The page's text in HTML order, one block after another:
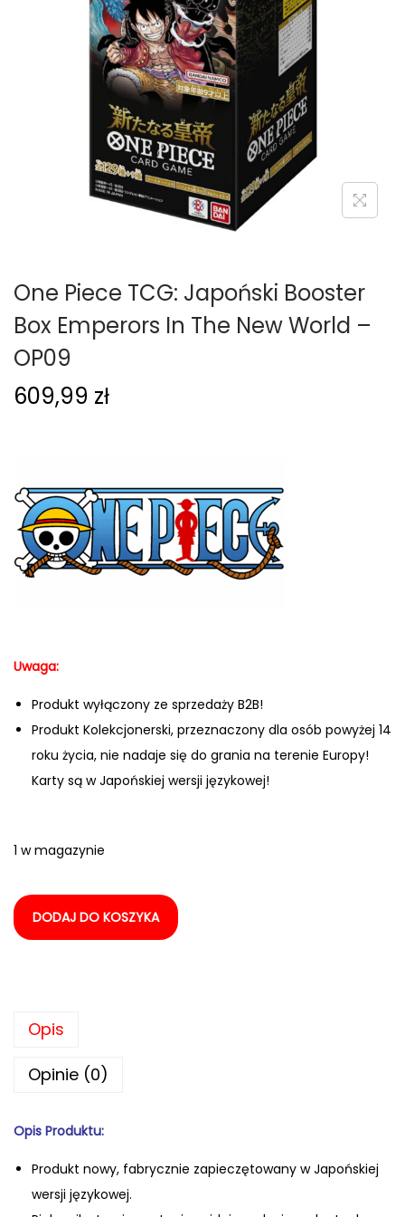
g
a
c
j
i
c
i
One Piece TCG: Japoński Booster
Box Emperors In The New World –
OP09
609,99 zł
Uwaga:
Produkt wyłączony ze sprzedaży B2B!
Produkt Kolekcjonerski, przeznaczony dla osób powyżej 14
roku życia, nie nadaje się do grania na terenie Europy!
Karty są w Japońskiej wersji językowej!
1 w magazynie
DODAJ DO KOSZYKA
Opis
Opinie (0)
Opis Produktu:
Produkt nowy, fabrycznie zapieczętowany w Japońskiej
wersji językowej.